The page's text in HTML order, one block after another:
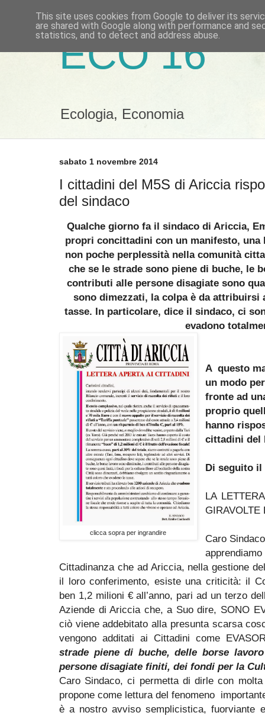
ECO 16
Ecologia, Economia
sabato 1 novembre 2014
I cittadini del M5S di Ariccia
del sindaco
Qualche giorno fa il sindaco di Ariccia,
propri concittadini con un manifesto, una
non poche perplessità nella comunità
che se le strade sono piene di buche, le
contributi alle persone disagiate sono
sono dimezzati, la colpa è da attribuirsi
tasse. In particolare, dice il sindaco, ci
evadono
clicca sopra per ingrandire
A questo
un modo
fronte ad
proprio
hanno
cittadini del
Di seguito il
LA
GIRAVOLTE
Caro
Cittadinanza che ad Ariccia, nella gestione
il loro conferimento, esiste una criticità: il
ben 1,2 milioni € all’anno, pari ad un terzo
Aziende di Ariccia che, a Suo dire, SONO
ciò viene addebitato alla presunta scarsa
vengono additati ai Cittadini come
strade piene di buche, delle borse
persone disagiate finiti, dei fondi per la
Caro Sindaco, ci permetta di dirle con
propone come lettura del fenomeno
è a nostro avviso semplicistica, fuorviante
This site uses cookies from Google to deliver its
are shared with Google along with performance and
statistics, and to detect and address abuse.